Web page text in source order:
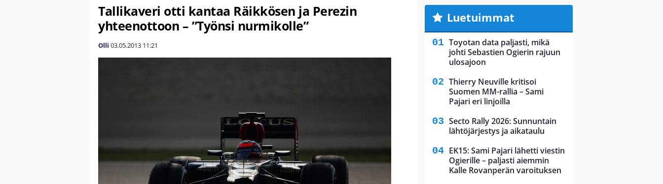
Tallikaveri otti kantaa Räikkösen ja Perezin
yhteenottoon – ”Työnsi nurmikolle”
Olli 03.05.2013 11:21
Luetuimmat
Toyotan data paljasti, mikä
johti Sebastien Ogierin rajuun
ulosajoon
Thierry Neuville kritisoi
Suomen MM-rallia – Sami
Pajari eri linjoilla
Secto Rally 2026: Sunnuntain
lähtöjärjestys ja aikataulu
EK15: Sami Pajari lähetti viestin
Ogierille – paljasti aiemmin
Kalle Rovanperän varoituksen